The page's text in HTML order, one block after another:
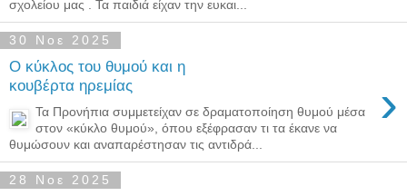
σχολείου μας . Τα παιδιά είχαν την ευκαι...
30 Νοε 2025
Ο κύκλος του θυμού και η
κουβέρτα ηρεμίας
›
Τα Προνήπια συμμετείχαν σε δραματοποίηση θυμού μέσα
στον «κύκλο θυμού», όπου εξέφρασαν τι τα έκανε να
θυμώσουν και αναπαρέστησαν τις αντιδρά...
28 Νοε 2025